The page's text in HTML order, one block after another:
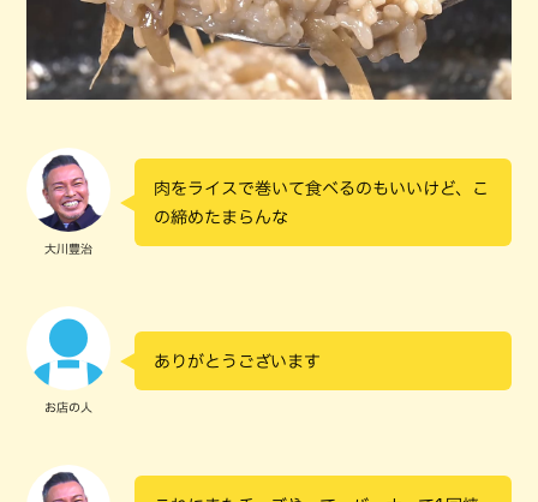
大川豊治
肉をライスで巻いて食べるのもいいけど、こ
の締めたまらんな
お店の人
ありがとうございます